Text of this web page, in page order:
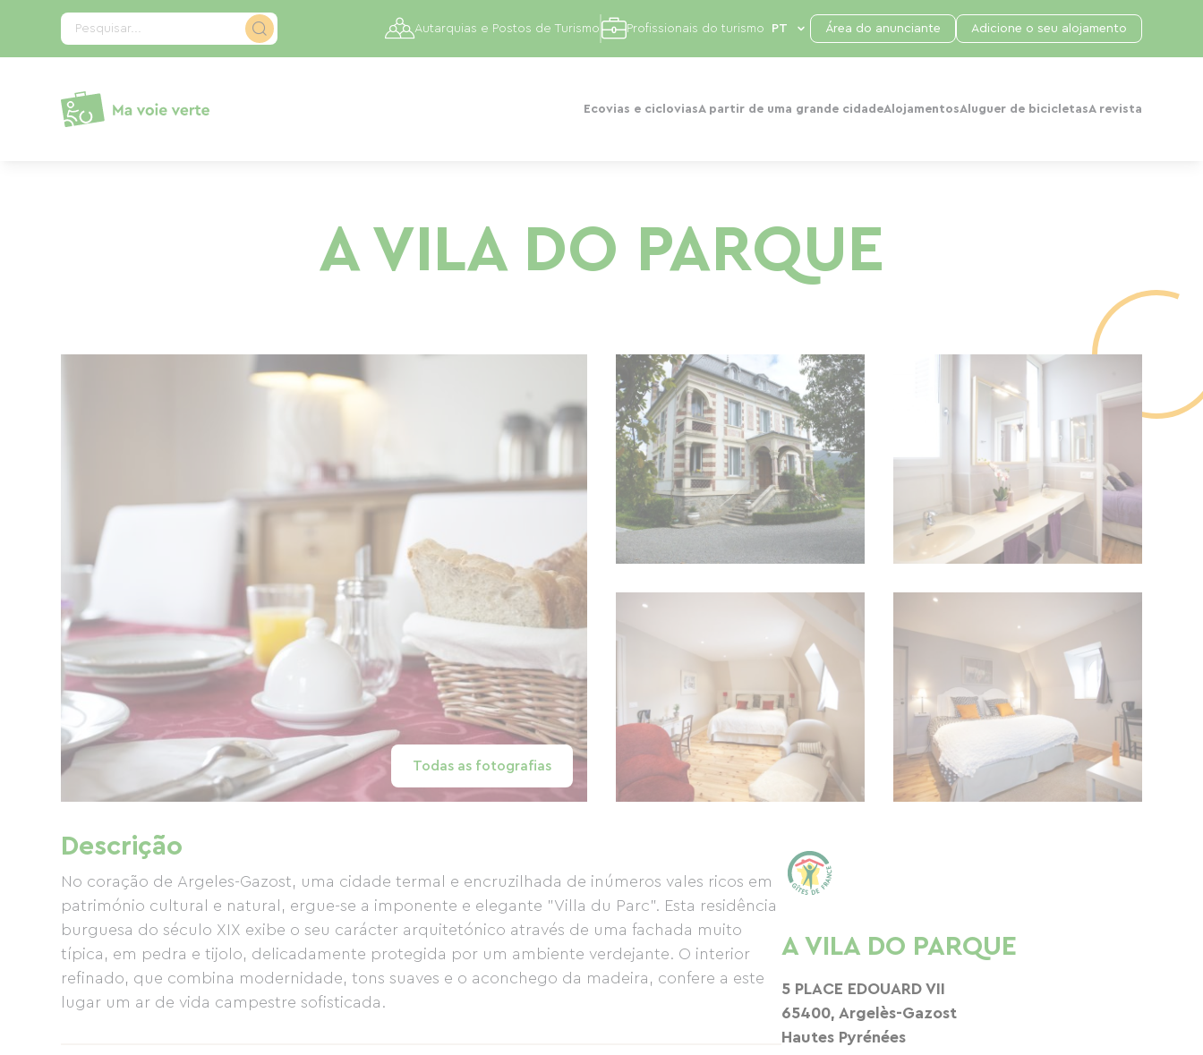
Pesquisar...
Ecovias e cicloviasA partir de uma grande cidadeAlojamentosAluguer de bicicletasA revista
Autarquias e Postos de Turismo Profissionais do turismo Área do anunciante Adicione o seu alojamento
A VILA DO PARQUE
Todas as fotografias
Descrição
No coração de Argeles-Gazost, uma cidade termal e encruzilhada de inúmeros vales ricos em
património cultural e natural, ergue-se a imponente e elegante "Villa du Parc". Esta residência
burguesa do século XIX exibe o seu carácter arquitetónico através de uma fachada muito
típica, em pedra e tijolo, delicadamente protegida por um ambiente verdejante. O interior
refinado, que combina modernidade, tons suaves e o aconchego da madeira, confere a este
lugar um ar de vida campestre sofisticada.
A VILA DO PARQUE
5 PLACE EDOUARD VII
65400, Argelès-Gazost
Hautes Pyrénées
Painel de Gerenciamento de Cookies